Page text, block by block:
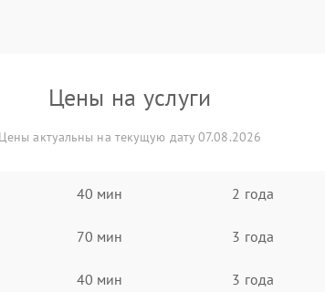
Цены на услуги
Цены актуальны на текущую дату 07.08.2026
40 мин 2 года
70 мин 3 года
40 мин 3 года